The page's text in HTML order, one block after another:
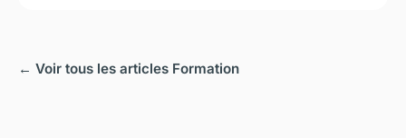
← Voir tous les articles Formation